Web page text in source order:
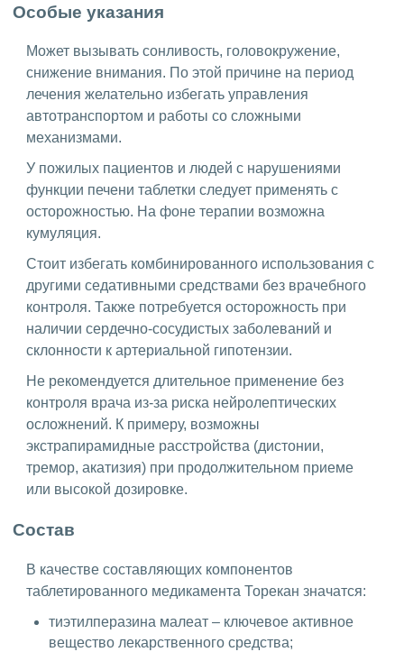
Особые указания
Может вызывать сонливость, головокружение,
снижение внимания. По этой причине на период
лечения желательно избегать управления
автотранспортом и работы со сложными
механизмами.
У пожилых пациентов и людей с нарушениями
функции печени таблетки следует применять с
осторожностью. На фоне терапии возможна
кумуляция.
Стоит избегать комбинированного использования с
другими седативными средствами без врачебного
контроля. Также потребуется осторожность при
наличии сердечно-сосудистых заболеваний и
склонности к артериальной гипотензии.
Не рекомендуется длительное применение без
контроля врача из-за риска нейролептических
осложнений. К примеру, возможны
экстрапирамидные расстройства (дистонии,
тремор, акатизия) при продолжительном приеме
или высокой дозировке.
Состав
В качестве составляющих компонентов
таблетированного медикамента Торекан значатся:
тиэтилперазина малеат – ключевое активное
вещество лекарственного средства;